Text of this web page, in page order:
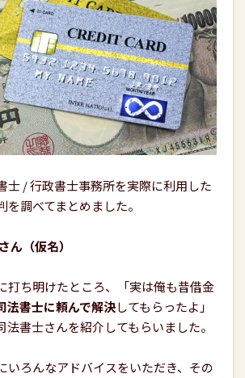
士 / 行政書士事務所を実際に利用した
調べてまとめました。
ん（仮名）
打ち明けたところ、「実は俺も昔借金
法書士に頼んで解決してもらったよ」
法書士さんを紹介してもらいました。
いろんなアドバイスをいただき、その